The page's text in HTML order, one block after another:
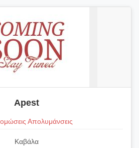
Apest
Απολυμάνσεις
Καβάλα